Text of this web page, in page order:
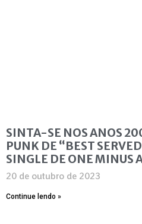
SINTA-SE NOS ANOS
PUNK DE “BEST
SINGLE DE ONE MINUS
20 de outubro de 2023
Continue lendo »